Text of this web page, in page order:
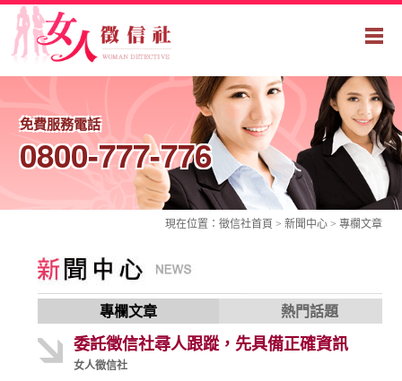
免費服務電話
0800-777-776
現在位置： 徵信社首頁 > 新聞中心 > 專欄文章
專欄文章 熱門話題
委託徵信社尋人跟蹤，先具備正確資訊
女人徵信社